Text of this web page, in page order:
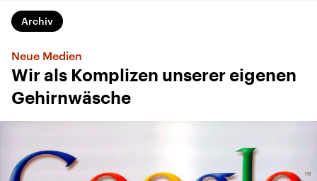
Archiv
Neue Medien
Wir als Komplizen unserer eigenen
Gehirnwäsche